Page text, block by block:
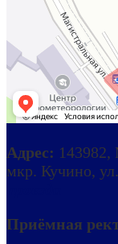
Адрес: 143982,
мкр. Кучино,
Приёмная